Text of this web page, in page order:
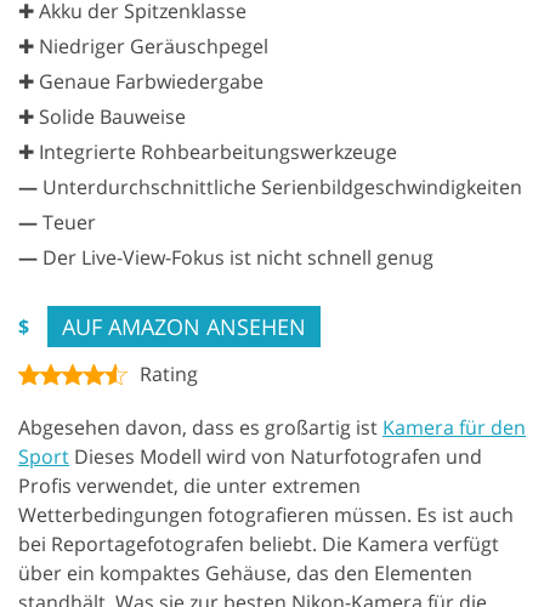
✚ Akku der Spitzenklasse
✚ Niedriger Geräuschpegel
✚ Genaue Farbwiedergabe
✚ Solide Bauweise
✚ Integrierte Rohbearbeitungswerkzeuge
— Unterdurchschnittliche Serienbildgeschwindigkeiten
—Teuer
— Der Live-View-Fokus ist nicht schnell genug
$ AUF AMAZON ANSEHEN
Rating
Abgesehen davon, dass es großartig ist Kamera für den
Sport Dieses Modell wird von Naturfotografen und
Profis verwendet, die unter extremen
Wetterbedingungen fotografieren müssen. Es ist auch
bei Reportagefotografen beliebt. Die Kamera verfügt
über ein kompaktes Gehäuse, das den Elementen